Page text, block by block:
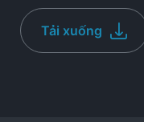
Tải xuống